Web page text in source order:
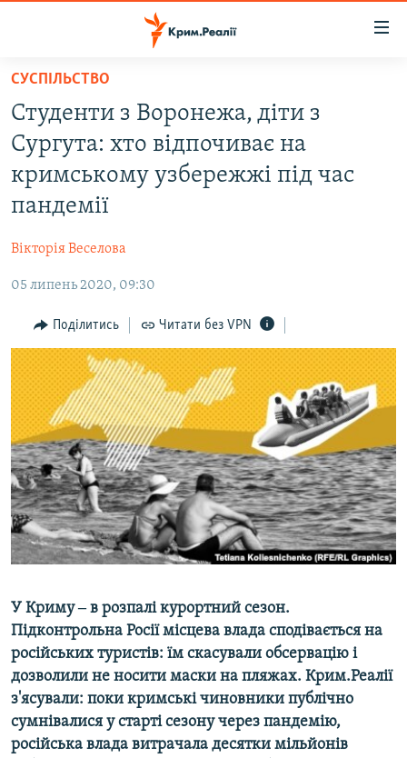
Перейти
основного
матеріалу
Перейти
до
основної
Перейти
до
ВОДА.КРИМ
ВІДЕО ТА ФОТО
ПОГЛЯД
ІНТЕРВ'Ю
ВСЕ ЗА ДЕНЬ
СПЕЦПРОЕКТИ
ДЕПОРТАЦІЯ
ВІДЕОУРОКИ «ELIFBE»
СВІДЧЕННЯ ОКУПАЦІЇ
УКРАЇНСЬКА ПРОБЛЕМА КРИМУ
ІНФОГРАФІКА
ЯК ОБІЙТИ БЛОКУВАННЯ
Русский
Qırımtatar
ДОЛУЧАЙСЯ!
Усі сайти RFE/RL
СУСПІЛЬСТВО
Студенти з Воронежа, діти з
Сургута: хто відпочиває на
кримському узбережжі під час
пандемії
Вікторія Веселова
05 липень 2020, 09:30
Поділитись Читати без VPN
У Криму ‒ в розпалі курортний сезон.
Підконтрольна Росії місцева влада сподівається на
російських туристів: їм скасували обсервацію і
дозволили не носити маски на пляжах. Крим.Реалії
з'ясували: поки кримські чиновники публічно
сумнівалися у старті сезону через пандемію,
російська влада витрачала десятки мільйонів